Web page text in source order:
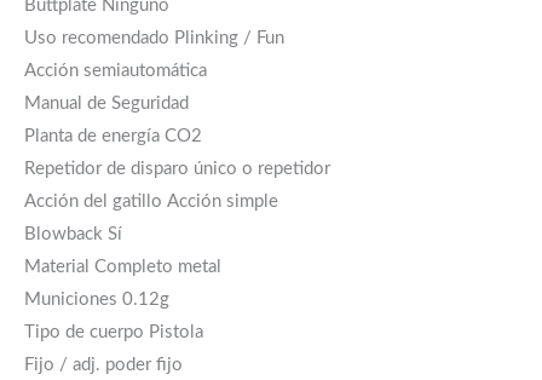
Buttplate Ninguno
Uso recomendado Plinking / Fun
Acción semiautomática
Manual de Seguridad
Planta de energía CO2
Repetidor de disparo único o repetidor
Acción del gatillo Acción simple
Blowback Sí
Material Completo metal
Municiones 0.12g
Tipo de cuerpo Pistola
Fijo / adj. poder fijo